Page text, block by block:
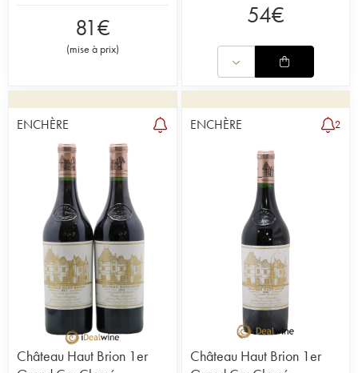
81€
(mise à prix)
54€
ENCHÈRE
Château Haut Brion 1er
ENCHÈRE 2
Château Haut Brion 1er